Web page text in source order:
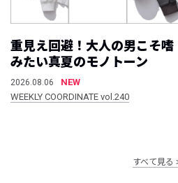
重見え回避！大人の男こそ嗜
みたい真夏のモノトーン
2026.08.06
NEW
WEEKLY COORDINATE vol.240
すべて見る